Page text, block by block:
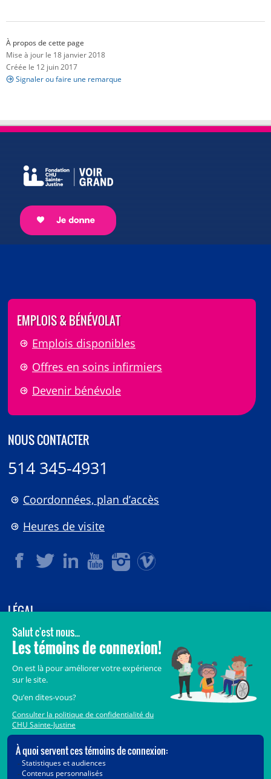
À propos de cette page
Mise à jour le 18 janvier 2018
Créée le 12 juin 2017
Signaler ou faire une remarque
EMPLOIS & BÉNÉVOLAT
Emplois disponibles
Offres en soins infirmiers
Devenir bénévole
NOUS CONTACTER
514 345-4931
Coordonnées, plan d’accès
Heures de visite
LÉGAL
© 2006-2026CHU Sainte-Justine.
Tous droits réservés.
Crédits
Accès aux documents des organismes publics